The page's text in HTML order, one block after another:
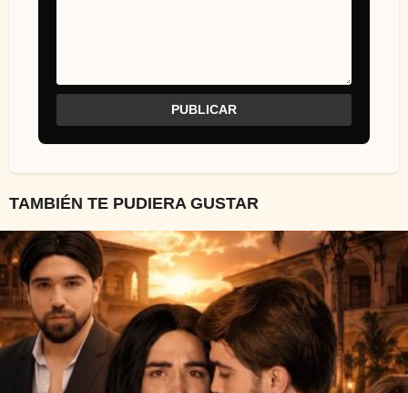
TAMBIÉN TE PUDIERA GUSTAR